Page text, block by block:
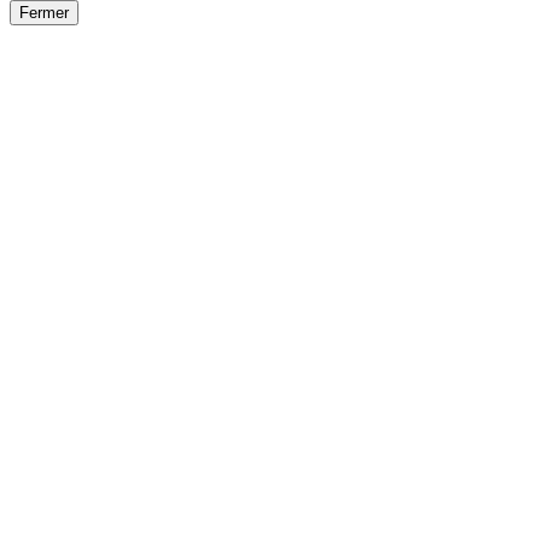
Fermer